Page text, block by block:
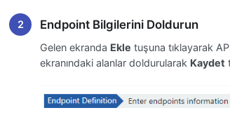
Endpoint Bilgilerini Doldurun
Gelen ekranda Ekle tuşuna tıklayarak
ekranındaki alanlar doldurularak Kaydet